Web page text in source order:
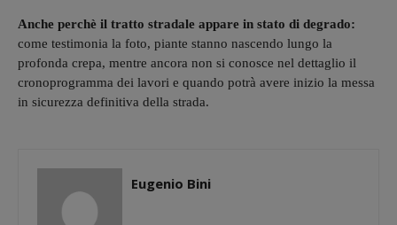
Anche perchè il tratto stradale appare in stato di degrado:
come testimonia la foto, piante stanno nascendo lungo la
profonda crepa, mentre ancora non si conosce nel dettaglio il
cronoprogramma dei lavori e quando potrà avere inizio la messa
in sicurezza definitiva della strada.
Eugenio Bini